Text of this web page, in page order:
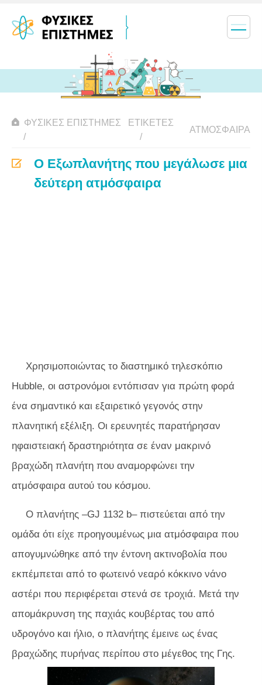
ΦΥΣΙΚΈΣ ΕΠΙΣΤΉΜΕΣ ΕΤΙΚΈΤΕΣ
ΑΤΜΌΣΦΑΙΡΑ
Ο Εξωπλανήτης που μεγάλωσε μια
δεύτερη ατμόσφαιρα
Χρησιμοποιώντας το διαστημικό τηλεσκόπιο
Hubble, οι αστρονόμοι εντόπισαν για πρώτη φορά
ένα σημαντικό και εξαιρετικό γεγονός στην
πλανητική εξέλιξη. Οι ερευνητές παρατήρησαν
ηφαιστειακή δραστηριότητα σε έναν μακρινό
βραχώδη πλανήτη που αναμορφώνει την
ατμόσφαιρα αυτού του κόσμου.
Ο πλανήτης –GJ 1132 b– πιστεύεται από την
ομάδα ότι είχε προηγουμένως μια ατμόσφαιρα που
απογυμνώθηκε από την έντονη ακτινοβολία που
εκπέμπεται από το φωτεινό νεαρό κόκκινο νάνο
αστέρι που περιφέρεται στενά σε τροχιά. Μετά την
απομάκρυνση της παχιάς κουβέρτας του από
υδρογόνο και ήλιο, ο πλανήτης έμεινε ως ένας
βραχώδης πυρήνας περίπου στο μέγεθος της Γης.